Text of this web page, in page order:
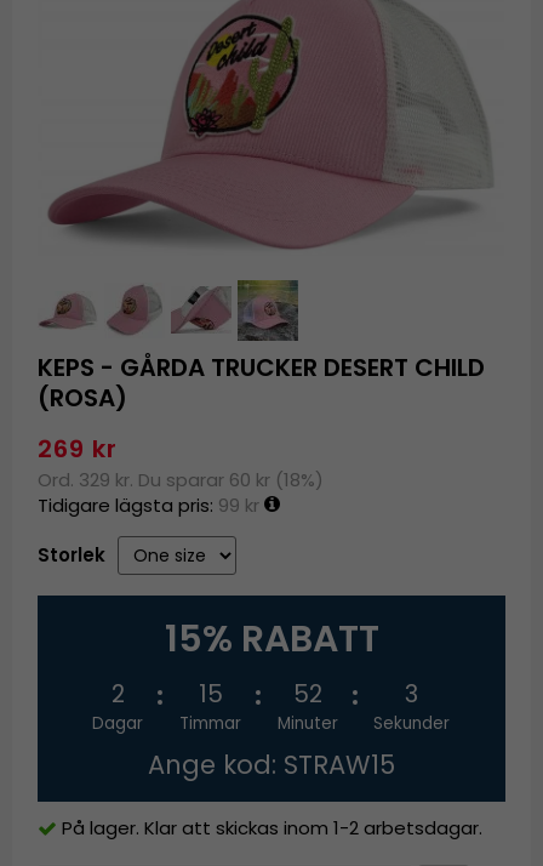
KEPS - GÅRDA TRUCKER DESERT CHILD
(ROSA)
269 kr
Ord. 329 kr. Du sparar 60 kr (18%)
Tidigare lägsta pris: 99 kr
Storlek
15% RABATT
2
Dagar
15
Timmar
52
Minuter
3
Sekunder
Ange kod: STRAW15
På lager. Klar att skickas inom 1-2 arbetsdagar.